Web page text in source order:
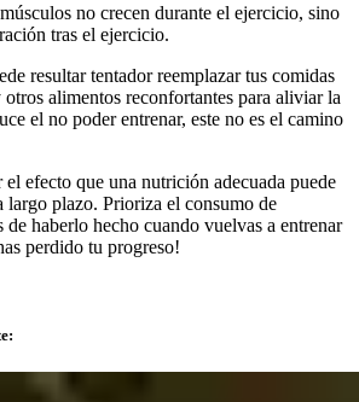
no crecen durante el ejercicio, sino
tras el ejercicio.
resultar tentador reemplazar tus comidas
alimentos reconfortantes para aliviar la
el no poder entrenar, este no es el camino
efecto que una nutrición adecuada puede
largo plazo. Prioriza el consumo de
de haberlo hecho cuando vuelvas a entrenar
perdido tu progreso!